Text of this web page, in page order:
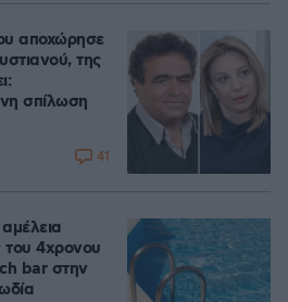
αποχώρησε
της
σπίλωση
41
του 4χρονου
bar στην